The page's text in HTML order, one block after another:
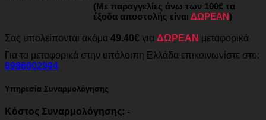
(Με παραγγελίες άνω των 100€ τα
έξοδα αποστολής είναι ΔΩΡΕΑΝ)
Σας υπολείπονται ακόμα 49.40€ για ΔΩΡΕΑΝ μεταφορικά
Για τα μεταφορικά στην υπόλοιπη Ελλάδα επικοινωνίστε στο:
6986002994
Υπηρεσία Συναρμολόγησης
Κόστος Συναρμολόγησης: -